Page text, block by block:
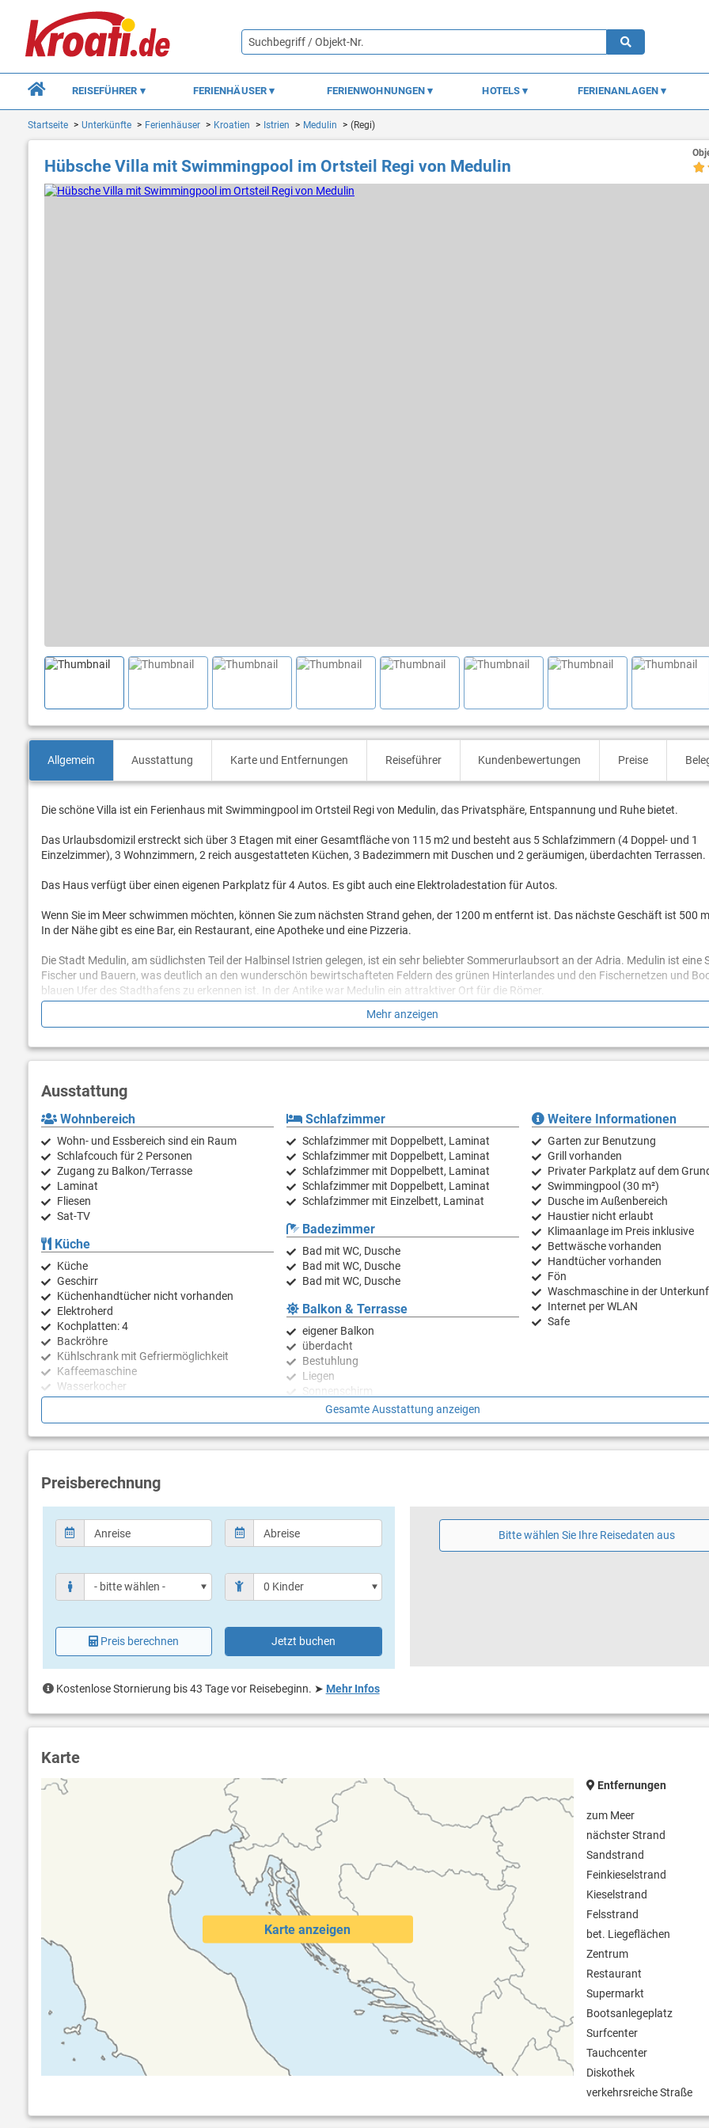
REISEFÜHRER FERIENHÄUSER FERIENWOHNUNGEN HOTELS FERIENANLAGEN
Startseite Unterkünfte Ferienhäuser Kroatien Istrien Medulin (Regi)
Hübsche Villa mit Swimmingpool im Ortsteil Regi von Medulin
Allgemein Ausstattung Karte und Entfernungen Reiseführer Kundenbewertungen Preise
Die schöne Villa ist ein Ferienhaus mit Swimmingpool im Ortsteil Regi von Medulin, das Privatsphäre, Entspannung und Ruhe bietet.
Das Urlaubsdomizil erstreckt sich über 3 Etagen mit einer Gesamtfläche von 115 m2 und besteht aus 5 Schlafzimmern (4 Doppel- und 1
Einzelzimmer), 3 Wohnzimmern, 2 reich ausgestatteten Küchen, 3 Badezimmern mit Duschen und 2 geräumigen, überdachten Terrassen.
Das Haus verfügt über einen eigenen Parkplatz für 4 Autos. Es gibt auch eine Elektroladestation für Autos.
Wenn Sie im Meer schwimmen möchten, können Sie zum nächsten Strand gehen, der 1200 m entfernt ist. Das nächste Geschäft ist 500
In der Nähe gibt es eine Bar, ein Restaurant, eine Apotheke und eine Pizzeria.
Die Stadt Medulin, am südlichsten Teil der Halbinsel Istrien gelegen, ist ein sehr beliebter Sommerurlaubsort an der Adria. Medulin ist eine
Fischer und Bauern, was deutlich an den wunderschön bewirtschafteten Feldern des grünen Hinterlandes und den Fischernetzen und
blauen Ufer des Stadthafens zu erkennen ist. In der Antike war Medulin ein attraktiver Ort für die Römer.
Davon zeugt der wunderschön angelegte archäologische Park auf der Halbinsel Vižula. In der Umgebung von Medulin gibt es zahlreiche
Mehr anzeigen
Ausstattung
Wohnbereich
Wohn- und Essbereich sind ein Raum
Schlafcouch für 2 Personen
Zugang zu Balkon/Terrasse
Laminat
Fliesen
Sat-TV
Küche
Küche
Geschirr
Küchenhandtücher nicht vorhanden
Elektroherd
Kochplatten: 4
Backröhre
Kühlschrank mit Gefriermöglichkeit
Kaffeemaschine
Wasserkocher
Mikrowelle
Schlafzimmer
Schlafzimmer mit Doppelbett, Laminat
Schlafzimmer mit Doppelbett, Laminat
Schlafzimmer mit Doppelbett, Laminat
Schlafzimmer mit Doppelbett, Laminat
Schlafzimmer mit Einzelbett, Laminat
Badezimmer
Bad mit WC, Dusche
Bad mit WC, Dusche
Bad mit WC, Dusche
Balkon & Terrasse
eigener Balkon
überdacht
Bestuhlung
Liegen
Sonnenschirm
eigene Terrasse
überdacht
Bestuhlung
Liegen
Weitere Informationen
Garten zur Benutzung
Grill vorhanden
Privater Parkplatz auf dem
Swimmingpool (30 m²)
Dusche im Außenbereich
Haustier nicht erlaubt
Klimaanlage im Preis inklusive
Bettwäsche vorhanden
Handtücher vorhanden
Fön
Waschmaschine in der
Internet per WLAN
Safe
Gesamte Ausstattung anzeigen
Preisberechnung
Preis berechnen Jetzt buchen
Kostenlose Stornierung bis 43 Tage vor Reisebeginn. ➤ Mehr Infos
Bitte wählen Sie Ihre Reisedaten aus
Karte
Karte anzeigen
Entfernungen
zum Meer
nächster Strand
Sandstrand
Feinkieselstrand
Kieselstrand
Felsstrand
bet. Liegeflächen
Zentrum
Restaurant
Supermarkt
Bootsanlegeplatz
Surfcenter
Tauchcenter
Diskothek
verkehrsreiche Straße